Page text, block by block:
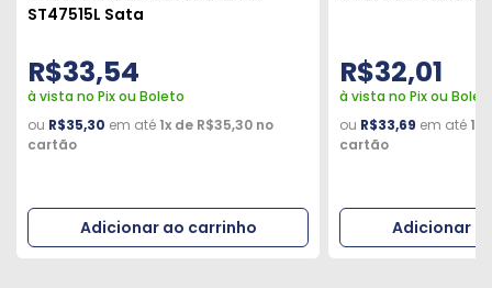
ST47515L Sata
R$33,54
à vista no Pix ou Boleto
ou R$35,30 em até 1x de R$35,30 no
cartão
R$32,01
à vista no Pix ou
ou R$33,69 em até 1x
cartão